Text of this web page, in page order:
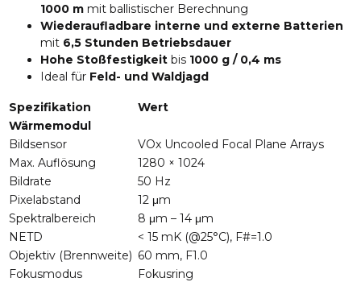
1000 m mit ballistischer Berechnung
Wiederaufladbare interne und externe Batterien
mit 6,5 Stunden Betriebsdauer
Hohe Stoßfestigkeit bis 1000 g / 0,4 ms
Ideal für Feld- und Waldjagd
Spezifikation
Wert
Wärmemodul
Bildsensor
VOx Uncooled Focal Plane Arrays
Max. Auflösung
1280 × 1024
Bildrate
50 Hz
Pixelabstand
12 μm
Spektralbereich
8 μm – 14 μm
NETD
< 15 mK (@25°C), F#=1.0
Objektiv (Brennweite) 60 mm, F1.0
Fokusmodus
Fokusring